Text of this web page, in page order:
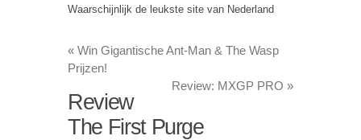
Waarschijnlijk de leukste site van Nederland
« Win Gigantische Ant-Man & The Wasp
Prijzen!
Review: MXGP PRO »
Review
The First Purge